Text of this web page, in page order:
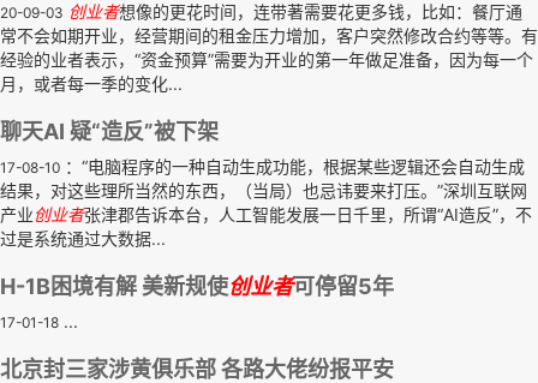
20-09-03 创业者想像的更花时间，连带著需要花更多钱，比如：餐厅通
常不会如期开业，经营期间的租金压力增加，客户突然修改合约等等。有
经验的业者表示，“资金预算”需要为开业的第一年做足准备，因为每一个
月，或者每一季的变化...
聊天AI 疑“造反”被下架
17-08-10 ：“电脑程序的一种自动生成功能，根据某些逻辑还会自动生成
结果，对这些理所当然的东西，（当局）也忌讳要来打压。”深圳互联网
产业创业者张津郡告诉本台，人工智能发展一日千里，所谓“AI造反”，不
过是系统通过大数据...
H-1B困境有解 美新规使创业者可停留5年
17-01-18 ...
北京封三家涉黄俱乐部 各路大佬纷报平安